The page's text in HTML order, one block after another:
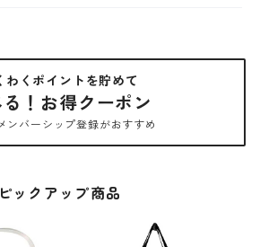
わくポイントを貯めて
！お得クーポン
ンバーシップ登録がおすすめ
ピックアップ商品